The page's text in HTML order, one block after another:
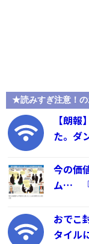
★読みすぎ注意！の
【朗
た。ダ
今の価
ム… 『
おでこ
タイル